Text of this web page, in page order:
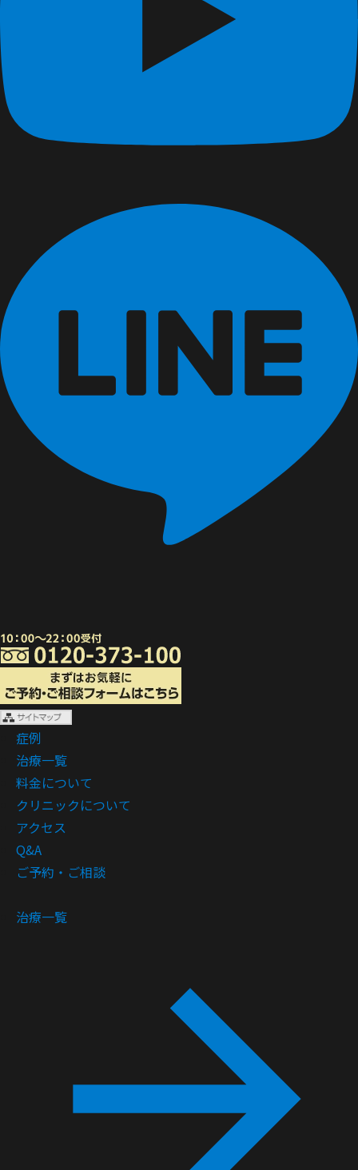
症例
治療一覧
料金について
クリニックについて
アクセス
Q&A
ご予約・ご相談
治療一覧